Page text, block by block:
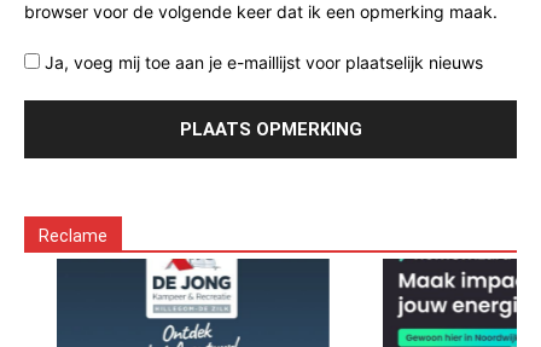
browser voor de volgende keer dat ik een opmerking maak.
Ja, voeg mij toe aan je e-maillijst voor plaatselijk nieuws
Reclame